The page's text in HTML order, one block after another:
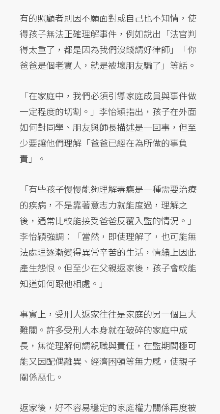
有的照顧者則因不願面對或自己也不知情，使
得孩子無法正確理解事件，例如說出「法官判
得太重了，都是因為我們沒錢請好律師」「你
爸爸是個老實人，就是被壞朋友騙了」等話。
「在家庭中，我們必須引導家庭成員與事件做
一定程度的切割。」李怡穎指出，孩子在外面
如何對同學、朋友與師長描述是一回事，但至
少要讓他們理解「爸爸已經在為所做的事負
責」。
「有些孩子慢慢能夠理解毒癮是一種需要治療
的疾病，不是靠著意志力就能度過，理解之
後，通常比較能接受爸爸反覆入監的情況。」
李怡穎強調：「當然，即使理解了，也可能無
法處理逐漸變得異常辛苦的生活，情緒上因此
產生怨恨。但至少在父親返家後，孩子會較能
知道如何跟他相處。」
事實上，受刑人返家往往是家庭的另一個巨大
難關。許多受刑人本身就在破碎的家庭中成
長，無從理解何謂親職與責任，在監期間極可
能又因配偶離異、經濟困頓等無力感，使親子
關係惡化。
返家後，好不容易穩定的家庭權力關係再度被